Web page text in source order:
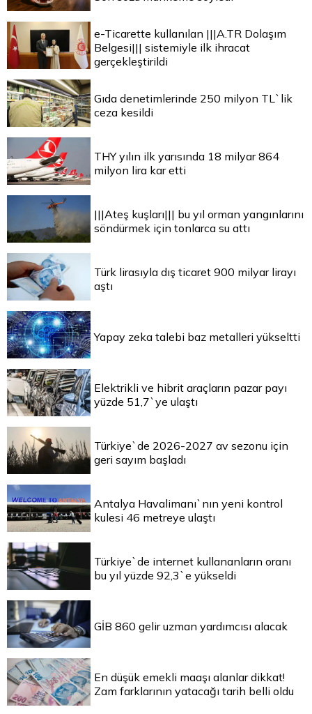
e-Ticarette kullanılan |||A.TR Dolaşım
Belgesi||| sistemiyle ilk ihracat
gerçekleştirildi
Gıda denetimlerinde 250 milyon TL`lik
ceza kesildi
THY yılın ilk yarısında 18 milyar 864
milyon lira kar etti
|||Ateş kuşları||| bu yıl orman yangınlarını
söndürmek için tonlarca su attı
Türk lirasıyla dış ticaret 900 milyar lirayı
aştı
Yapay zeka talebi baz metalleri yükseltti
Elektrikli ve hibrit araçların pazar payı
yüzde 51,7`ye ulaştı
Türkiye`de 2026-2027 av sezonu için
geri sayım başladı
Antalya Havalimanı`nın yeni kontrol
kulesi 46 metreye ulaştı
Türkiye`de internet kullananların oranı
bu yıl yüzde 92,3`e yükseldi
GİB 860 gelir uzman yardımcısı alacak
En düşük emekli maaşı alanlar dikkat!
Zam farklarının yatacağı tarih belli oldu